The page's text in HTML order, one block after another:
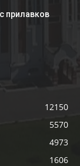
прилавков
12150
5570
4973
1606